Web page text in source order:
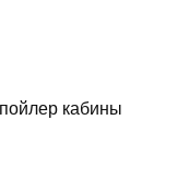
кабины